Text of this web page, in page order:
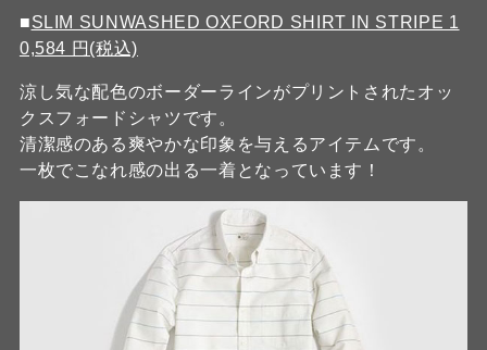
■SLIM SUNWASHED OXFORD SHIRT IN STRIPE 1
0,584 円(税込)
涼し気な配色のボーダーラインがプリントされたオッ
クスフォードシャツです。
清潔感のある爽やかな印象を与えるアイテムです。
一枚でこなれ感の出る一着となっています！